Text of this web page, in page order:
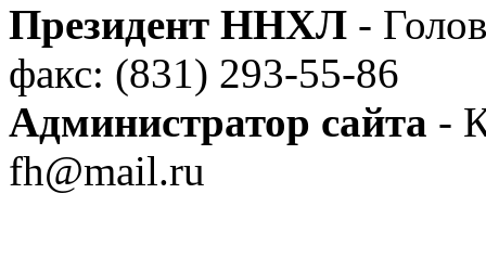
Президент ННХЛ -
факс: (831) 293-55-86
Администратор сайта -
fh@mail.ru